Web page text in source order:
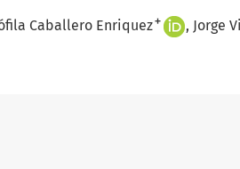
Caballero Enriquez+ Jorge